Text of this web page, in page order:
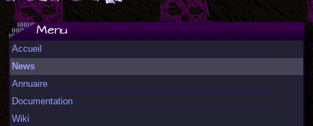
Menu
Accueil
News
Annuaire
Documentation
Wiki